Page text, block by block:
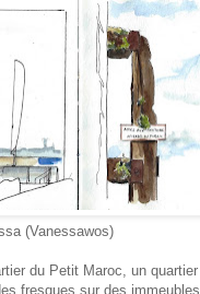
du Petit Maroc, un
fresques sur des